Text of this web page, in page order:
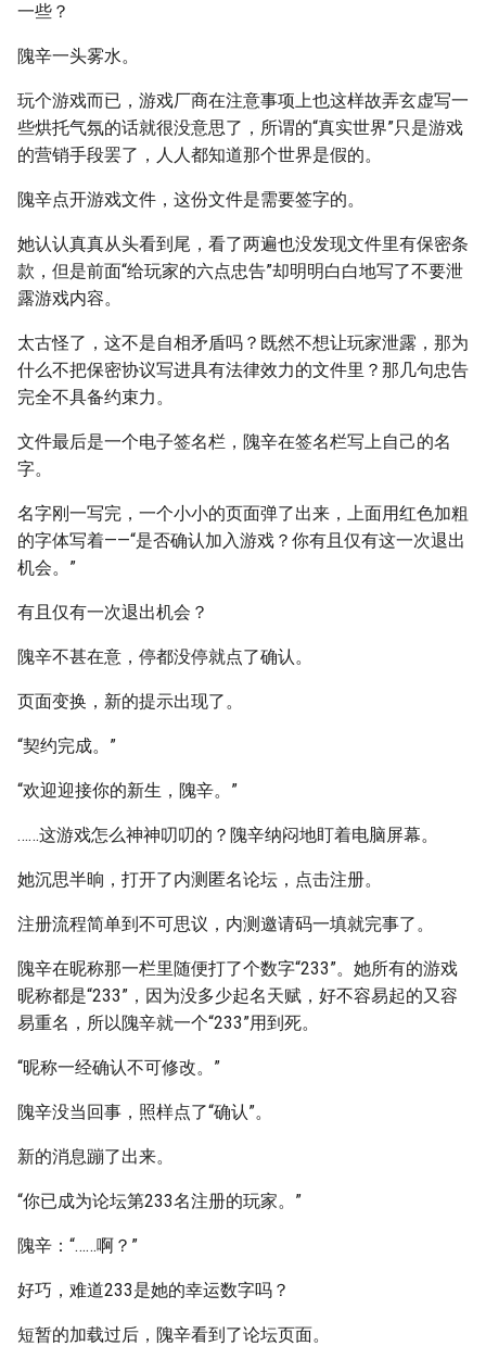
一些？
隗辛一头雾水。
玩个游戏而已，游戏厂商在注意事项上也这样故弄玄虚写一
些烘托气氛的话就很没意思了，所谓的“真实世界”只是游戏
的营销手段罢了，人人都知道那个世界是假的。
隗辛点开游戏文件，这份文件是需要签字的。
她认认真真从头看到尾，看了两遍也没发现文件里有保密条
款，但是前面“给玩家的六点忠告”却明明白白地写了不要泄
露游戏内容。
太古怪了，这不是自相矛盾吗？既然不想让玩家泄露，那为
什么不把保密协议写进具有法律效力的文件里？那几句忠告
完全不具备约束力。
文件最后是一个电子签名栏，隗辛在签名栏写上自己的名
字。
名字刚一写完，一个小小的页面弹了出来，上面用红色加粗
的字体写着——“是否确认加入游戏？你有且仅有这一次退出
机会。”
有且仅有一次退出机会？
隗辛不甚在意，停都没停就点了确认。
页面变换，新的提示出现了。
“契约完成。”
“欢迎迎接你的新生，隗辛。”
……这游戏怎么神神叨叨的？隗辛纳闷地盯着电脑屏幕。
她沉思半晌，打开了内测匿名论坛，点击注册。
注册流程简单到不可思议，内测邀请码一填就完事了。
隗辛在昵称那一栏里随便打了个数字“233”。她所有的游戏
昵称都是“233”，因为没多少起名天赋，好不容易起的又容
易重名，所以隗辛就一个“233”用到死。
“昵称一经确认不可修改。”
隗辛没当回事，照样点了“确认”。
新的消息蹦了出来。
“你已成为论坛第233名注册的玩家。”
隗辛：“……啊？”
好巧，难道233是她的幸运数字吗？
短暂的加载过后，隗辛看到了论坛页面。